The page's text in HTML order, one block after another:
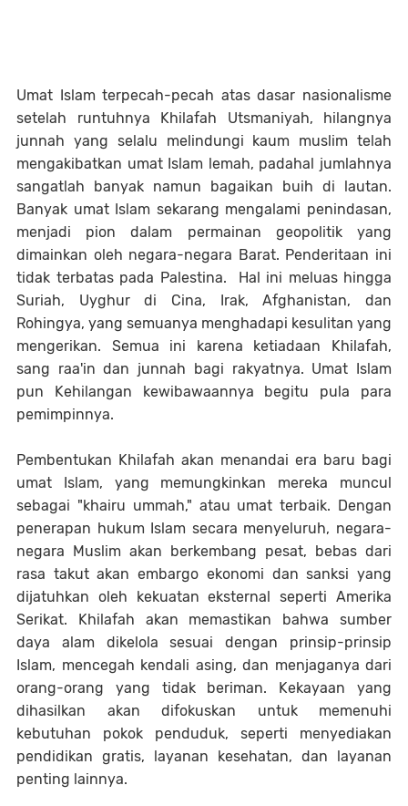
Umat Islam terpecah-pecah atas dasar nasionalisme
setelah runtuhnya Khilafah Utsmaniyah, hilangnya
junnah yang selalu melindungi kaum muslim telah
mengakibatkan umat Islam lemah, padahal jumlahnya
sangatlah banyak namun bagaikan buih di lautan.
Banyak umat Islam sekarang mengalami penindasan,
menjadi pion dalam permainan geopolitik yang
dimainkan oleh negara-negara Barat. Penderitaan ini
tidak terbatas pada Palestina. Hal ini meluas hingga
Suriah, Uyghur di Cina, Irak, Afghanistan, dan
Rohingya, yang semuanya menghadapi kesulitan yang
mengerikan. Semua ini karena ketiadaan Khilafah,
sang raa'in dan junnah bagi rakyatnya. Umat Islam
pun Kehilangan kewibawaannya begitu pula para
pemimpinnya.
Pembentukan Khilafah akan menandai era baru bagi
umat Islam, yang memungkinkan mereka muncul
sebagai "khairu ummah," atau umat terbaik. Dengan
penerapan hukum Islam secara menyeluruh, negara-
negara Muslim akan berkembang pesat, bebas dari
rasa takut akan embargo ekonomi dan sanksi yang
dijatuhkan oleh kekuatan eksternal seperti Amerika
Serikat. Khilafah akan memastikan bahwa sumber
daya alam dikelola sesuai dengan prinsip-prinsip
Islam, mencegah kendali asing, dan menjaganya dari
orang-orang yang tidak beriman. Kekayaan yang
dihasilkan akan difokuskan untuk memenuhi
kebutuhan pokok penduduk, seperti menyediakan
pendidikan gratis, layanan kesehatan, dan layanan
penting lainnya.